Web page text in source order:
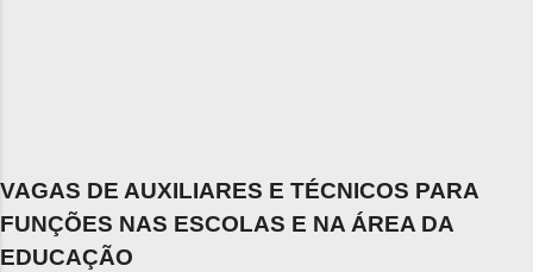
VAGAS DE AUXILIARES E TÉCNICOS PARA
FUNÇÕES NAS ESCOLAS E NA ÁREA DA
EDUCAÇÃO